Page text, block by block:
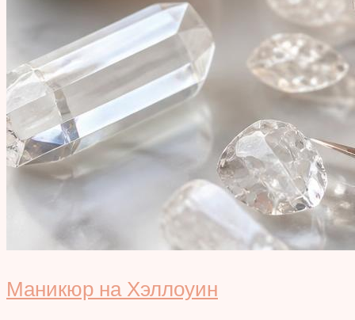
Маникюр на Хэллоуин